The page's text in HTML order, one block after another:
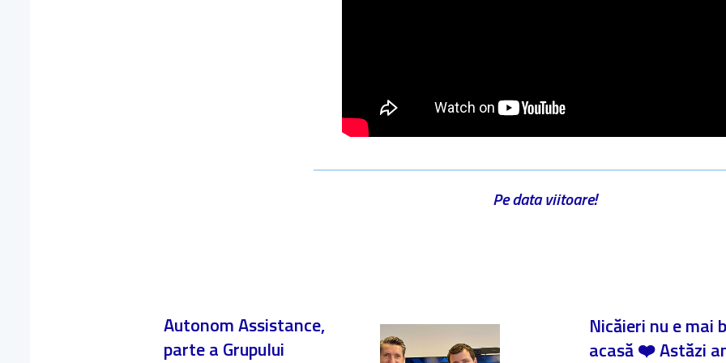
Pe data viitoare!
Autonom Assistance,
parte a Grupului
Nicăieri nu e mai
acasă ❤️ Astăzi